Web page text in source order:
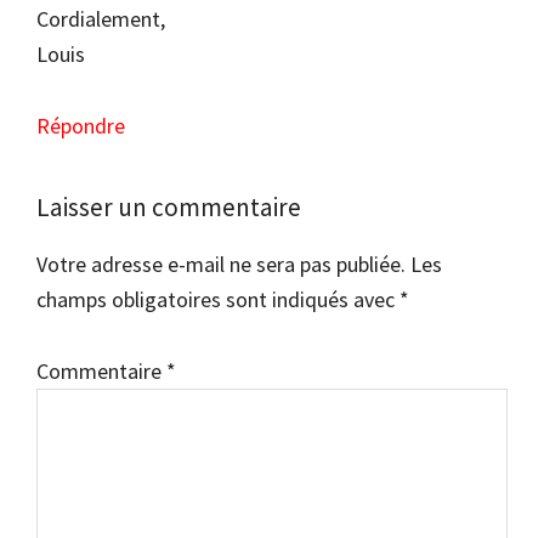
Cordialement,
Louis
Répondre
Laisser un commentaire
Votre adresse e-mail ne sera pas publiée. Les
champs obligatoires sont indiqués avec *
Commentaire *